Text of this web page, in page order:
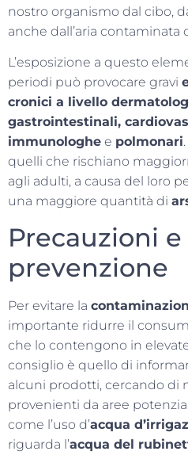
nostro organismo dal cibo,
anche dall’aria contaminata
L’esposizione a questo
periodi può provocare gravi
cronici a livello
gastrointestinali,
immunologhe e polmonari
quelli che rischiano
agli adulti, a causa del loro
una maggiore quantità di
Precauzioni e
prevenzione
Per evitare la
importante ridurre il
che lo contengono in
consiglio è quello di
alcuni prodotti, cercando di
provenienti da aree
come l’uso d’acqua
riguarda l’acqua del